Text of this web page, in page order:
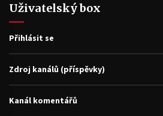
Uživatelský box
Přihlásit se
Zdroj kanálů (příspěvky)
Kanál komentářů